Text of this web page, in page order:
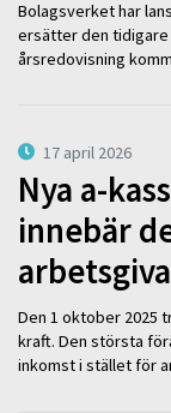
Bolagsverket har
ersätter den tidigare
årsredovisning
17 april 2026
Nya a-
innebär
Den 1 oktober 2025
kraft. Den största
inkomst i stället för